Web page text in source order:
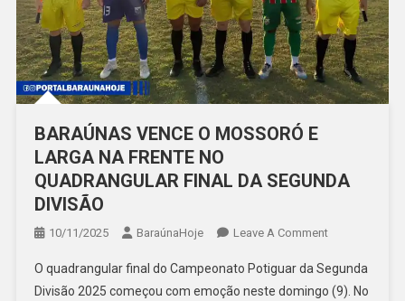
BARAÚNAS VENCE O MOSSORÓ E
LARGA NA FRENTE NO
QUADRANGULAR FINAL DA SEGUNDA
DIVISÃO
10/11/2025 BaraúnaHoje Leave A CommentOn
VENCE
O
O quadrangular final do Campeonato Potiguar da Segunda
Divisão 2025 começou com emoção neste domingo (9). No